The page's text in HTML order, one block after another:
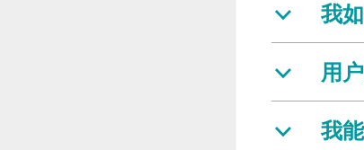
b 我
b 用
b 我